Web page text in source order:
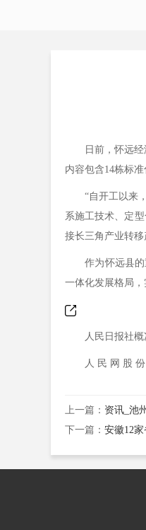
日前，怀远经济
内容包含14栋标
“自开工以来，
系施工技术、定
接长三角产业转移
作为怀远县的重
一体化发展格局，
人民日报社概况
人 民 网 股 份
上一篇： 资讯_池
下一篇： 安徽12